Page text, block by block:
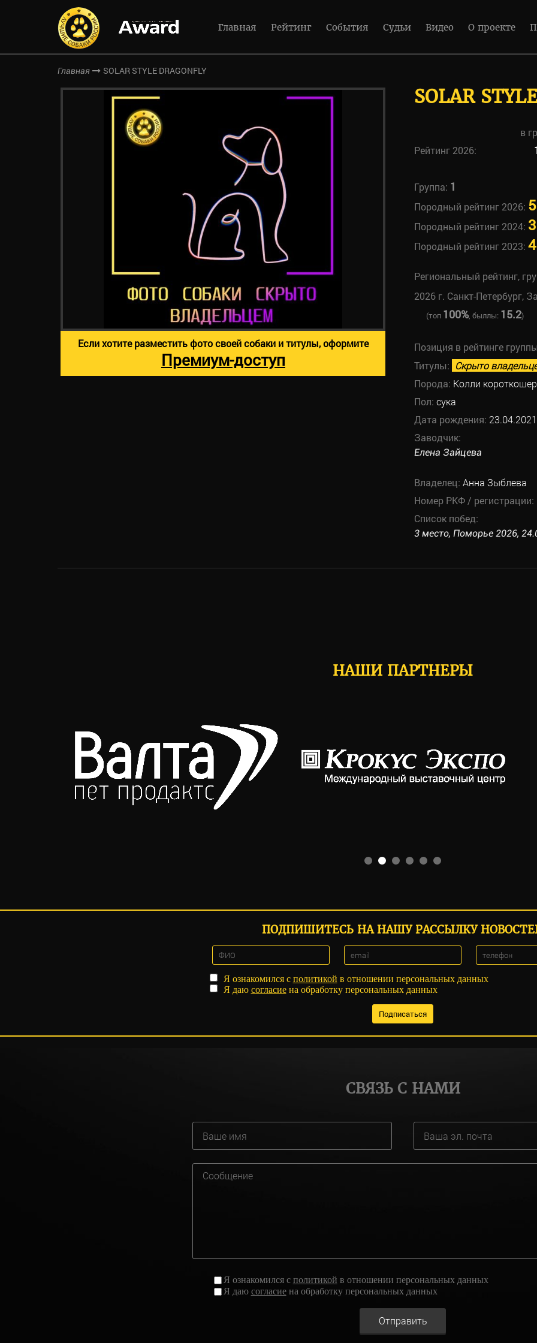
Главная Рейтинг События Судьи Видео О проекте
Главная SOLAR STYLE DRAGONFLY
SOLAR
в
Рейтинг 2026:
Группа: 1
Породный рейтинг 2026: 5
Породный рейтинг 2024: 3
Породный рейтинг 2023: 4
Региональный рейтинг,
2026 г. Санкт-Петербург,
(топ 100%, быллы: 15.2)
Позиция в рейтинге
Титулы: Скрыто
Порода: Колли
Пол: сука
Дата рождения: 23.04.2021
Заводчик:
Елена Зайцева
Владелец: Анна Зыблева
Номер РКФ / регистрации:
Список побед:
3 место, Поморье 2026,
Если хотите разместить фото своей собаки и титулы, оформите
Премиум-доступ
НАШИ ПАРТНЕРЫ
ПОДПИШИТЕСЬ НА НАШУ РАССЫЛКУ
Я ознакомился с политикой в отношении персональных данных
Я даю согласиена обработку персональных данных
СВЯЗЬ С НАМИ
Я ознакомился с политикой в отношении персональных данных
Я даю согласиена обработку персональных данных
Отправить